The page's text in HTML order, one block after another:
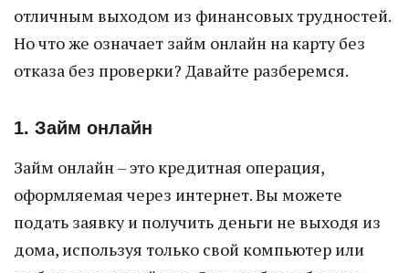
отличным выходом из финансовых трудностей.
Но что же означает займ онлайн на карту без
отказа без проверки? Давайте разберемся.
1. Займ онлайн
Займ онлайн – это кредитная операция,
оформляемая через интернет. Вы можете
подать заявку и получить деньги не выходя из
дома, используя только свой компьютер или